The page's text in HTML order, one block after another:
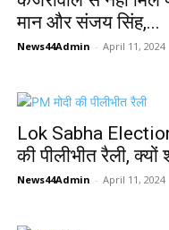
मान और संजय सिंह,...
News44Admin - April 11, 2024
Lok Sabha
की पीलीभीत रैली, क्यों
News44Admin - April 11, 2024